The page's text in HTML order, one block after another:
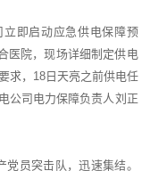
即启动应急供电保障预
医院，现场详细制定供电
求，18日天亮之前供电任
公司电力保障负责人刘正
员突击队，迅速集结。